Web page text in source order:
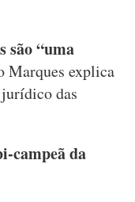
são “uma
Marques explica
das
campeã da